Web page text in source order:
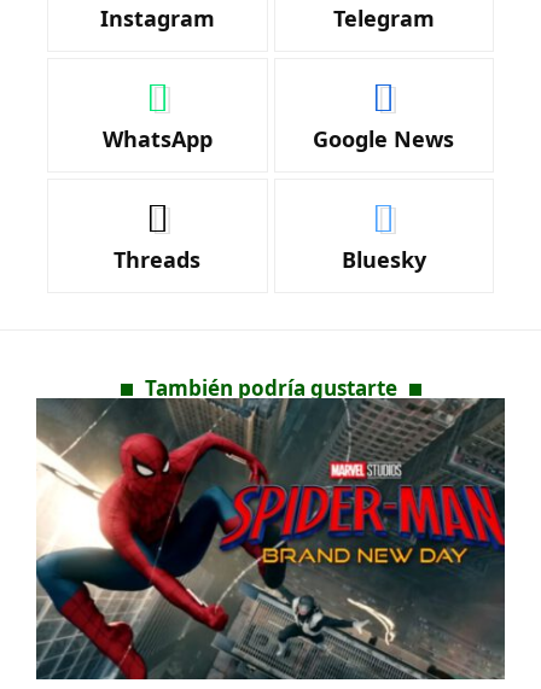
Instagram Telegram
WhatsApp Google News
Threads Bluesky
También podría gustarte